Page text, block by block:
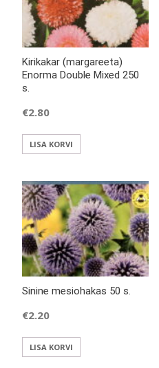
Kirikakar (margareeta)
Enorma Double Mixed 250
s.
€2.80
LISA KORVI
Sinine mesiohakas 50 s.
€2.20
LISA KORVI